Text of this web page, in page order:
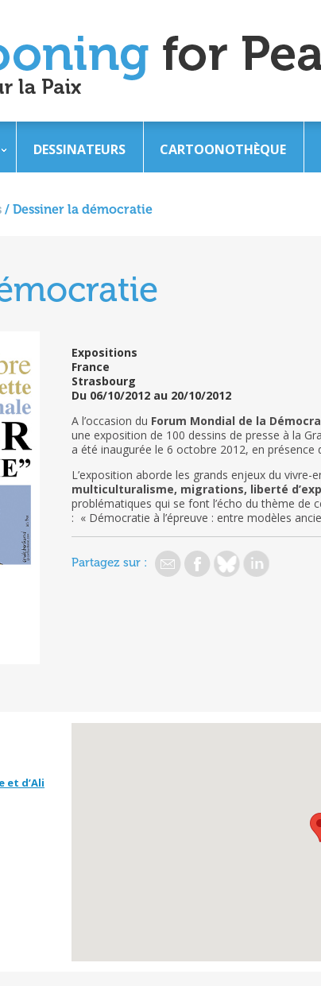
DESSINATEURS CARTOONOTHÈQUE
/ Dessiner la démocratie
Expositions
France
Strasbourg
Du 06/10/2012 au 20/10/2012
A l’occasion du Forum Mondial de la
une exposition de 100 dessins de presse à la
a été inaugurée le 6 octobre 2012, en présence
L’exposition aborde les grands enjeux du vivre-
multiculturalisme, migrations, liberté
problématiques qui se font l’écho du thème de
: « Démocratie à l’épreuve : entre modèles
Partagez sur :
et d’Ali